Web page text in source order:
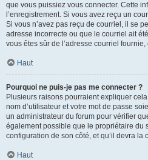
que vous puissiez vous connecter. Cette
l’enregistrement. Si vous avez reçu un
Si vous n’avez pas reçu de courriel, il se
adresse incorrecte ou que le courriel ait
vous êtes sûr de l’adresse courriel
Haut
Pourquoi ne puis-je pas me connecter ?
Plusieurs raisons pourraient expliquer
nom d’utilisateur et votre mot de passe
un administrateur du forum pour vérifier
également possible que le propriétaire du
configuration de son côté, et qu’il devra la
Haut